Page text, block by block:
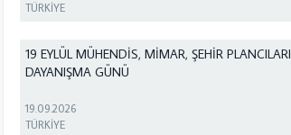
TÜRKİYE
19 EYLÜL MÜHENDİS, MİMAR, ŞEHİR PLANCILARI
DAYANIŞMA GÜNÜ
19.09.2026
TÜRKİYE